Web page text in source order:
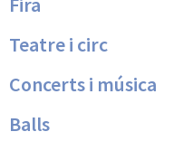
Teatre i circ
Concerts i música
Balls